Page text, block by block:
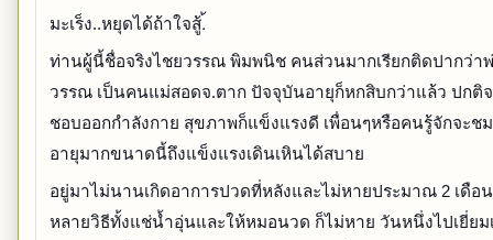
มะเร็ง..หยุดได้ถ้าใจสู้.้
ท่านผู้นี้ชื่อจริงไชยวรรณ พิมพนิช คนส่วนมากเรียกติดปากว่าพ่
วรรณ เป็นคนแม่สอดจ.ตาก ปัจจุบันอายุก็หกสิบกว่าแล้ว ปกติ
ชอบออกกำลังกาย สุขภาพก็แข็งแรงดี เพื่อนๆหรือคนรู้จักจะช
อายุมากขนาดนี้ถึงแข็งแรงเดินเหินได้สบาย
อยู่มาไม่นานเกิดอาการปวดที่หลังและไม่หายประมาณ 2 เดือ
หลายวิธีทั้งแช่น้ำอุ่นและให้หมอนวด ก็ไม่หาย วันหนึ่งไปเยี่ยม